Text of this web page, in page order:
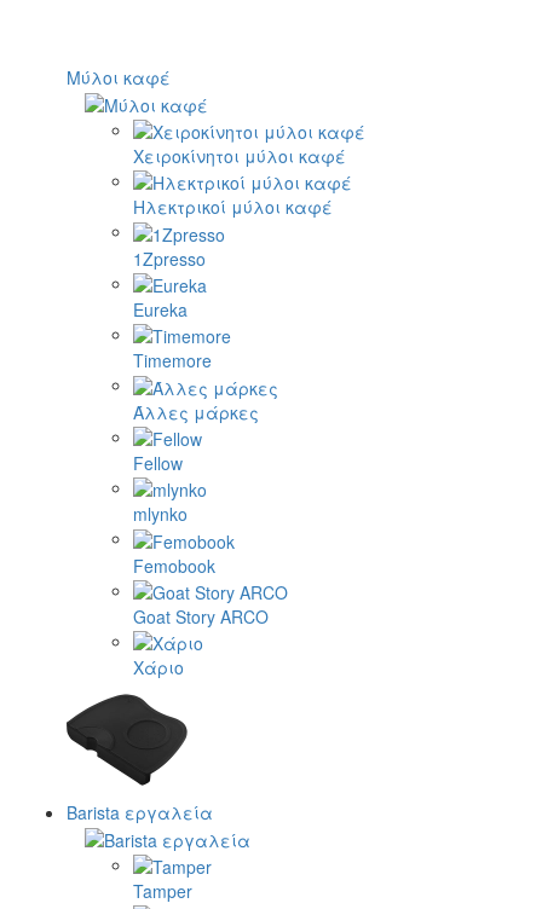
Μύλοι καφέ
Χειροκίνητοι μύλοι καφέ
Ηλεκτρικοί μύλοι καφέ
1Zpresso
Eureka
Timemore
Άλλες μάρκες
Fellow
mlynko
Femobook
Goat Story ARCO
Χάριο
Barista εργαλεία
Tamper